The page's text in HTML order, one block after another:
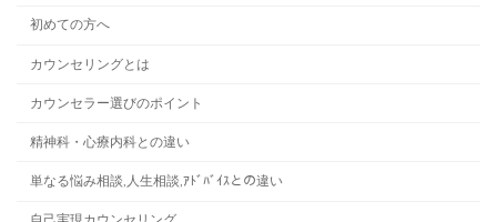
初めての方へ
カウンセリングとは
カウンセラー選びのポイント
精神科・心療内科との違い
単なる悩み相談,人生相談,ｱﾄﾞﾊﾞｲｽとの違い